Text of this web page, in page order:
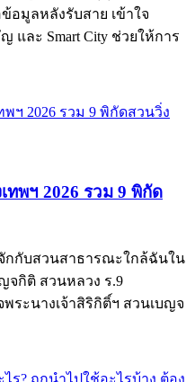
อมูลหลังรับสาย เข้าใจ
ละ Smart City ช่วยให้การ
พฯ 2026 รวม 9 พิกัด
กกับสวนสาธารณะใกล้ฉันใน
จกิติ สวนหลวง ร.9
ระนางเจ้าสิริกิติ์ฯ สวนเบญจ